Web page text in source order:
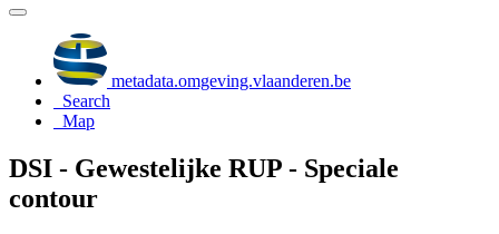
metadata.omgeving.vlaanderen.be
Search
Map
DSI - Gewestelijke RUP - Speciale
contour